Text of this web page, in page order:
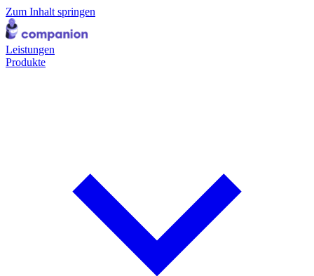
Zum Inhalt springen
Leistungen
Produkte